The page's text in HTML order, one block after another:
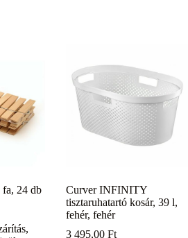
fa, 24 db
,
Curver INFINITY
tisztaruhatartó kosár, 39 l,
fehér, fehér
3 495,00Ft